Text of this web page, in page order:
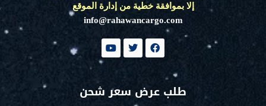
إلا بموافقة خطية من إدارة الموقع
info@rahawancargo.com
F
a
o
o
T
w
e
Y
o
b
e
طلب عرض سعر شحن